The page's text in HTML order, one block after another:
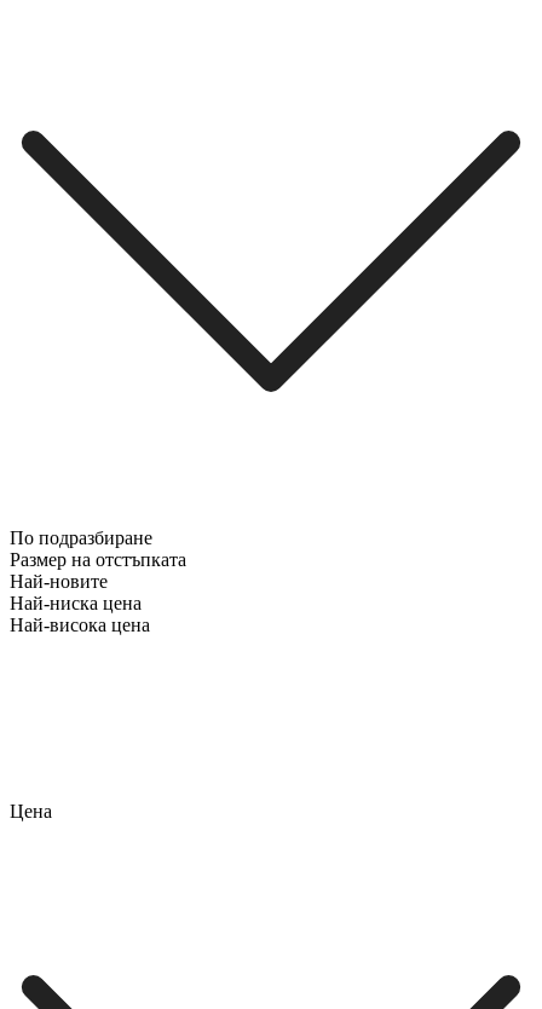
По подразбиране
Размер на отстъпката
Най-новите
Най-ниска цена
Най-висока цена
Цена